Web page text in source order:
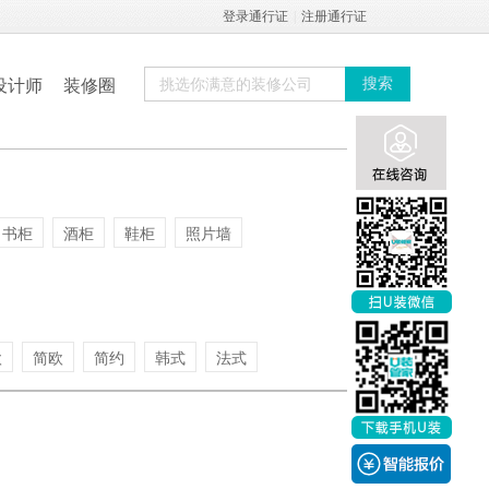
注册通行证
登录通行证
计师 装修圈 搜索
书柜 酒柜 鞋柜 照片墙
简欧 简约 韩式 法式